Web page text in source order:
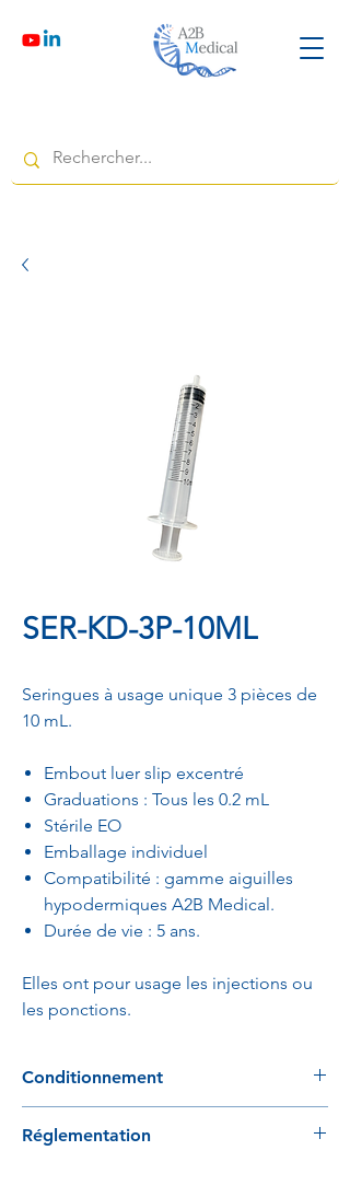
SER-KD-3P-10ML
Seringues à usage unique 3 pièces de
10 mL.
Embout luer slip excentré
Graduations : Tous les 0.2 mL
Stérile EO
Emballage individuel
Compatibilité : gamme aiguilles
hypodermiques A2B Medical.
Durée de vie : 5 ans.
Elles ont pour usage les injections ou
les ponctions.
Conditionnement
1500 pièces / carton
Réglementation